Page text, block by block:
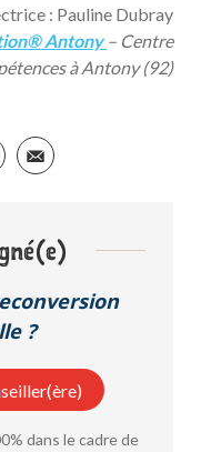
: Pauline Dubray
Antony – Centre
à Antony (92)
?
dans le cadre de